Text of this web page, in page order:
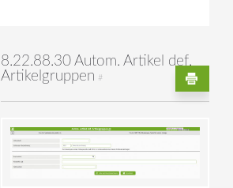
8.22.88.30 Autom. Artikel def.
Artikelgruppen #